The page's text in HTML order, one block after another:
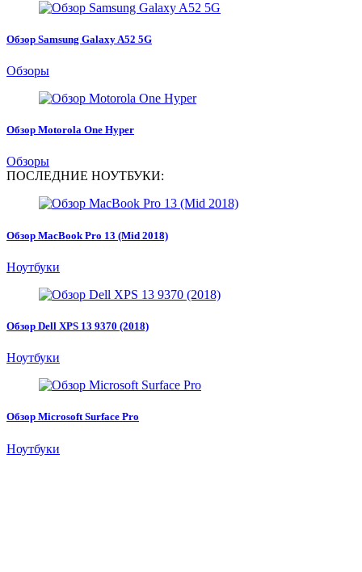
Обзор Samsung Galaxy A52 5G
Обзоры
Обзор Motorola One Hyper
Обзоры
ПОСЛЕДНИЕ НОУТБУКИ:
Обзор MacBook Pro 13 (Mid 2018)
Ноутбуки
Обзор Dell XPS 13 9370 (2018)
Ноутбуки
Обзор Microsoft Surface Pro
Ноутбуки